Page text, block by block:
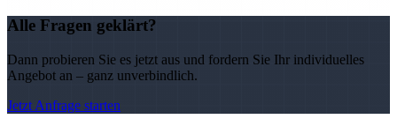
Alle Fragen geklärt?
Dann probieren Sie es jetzt aus und fordern Sie Ihr individuelles
Angebot an – ganz unverbindlich.
Jetzt Anfrage starten